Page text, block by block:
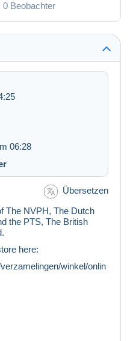
0 Beobachter
06:28
Übersetzen
The NVPH, The Dutch
the PTS, The British
here:
winkel/onlin